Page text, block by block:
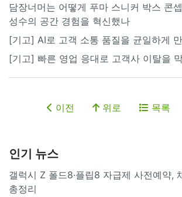
담장너머는 어떻게 푸마 스니커 박스 콘
성수의 공간 경험을 혁신했나
[기고] AI로 고객 소통 품질을 균일하게
[기고] 빠른 영업 응대로 고객사 이탈을
이전 위로 목록
인기 뉴스
갤럭시 Z 폴드8·플립8 자급제 사전예약,
총정리